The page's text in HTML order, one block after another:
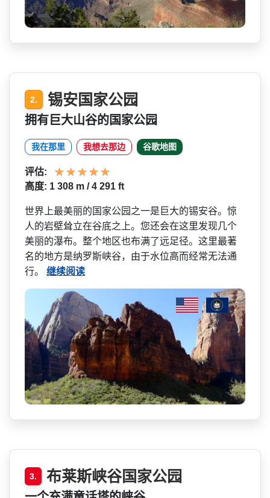
2. 锡安国家公园
拥有巨大山谷的国家公园
我在那里 我想去那边 谷歌地图
评估:
高度: 1 308 m / 4 291 ft
世界上最美丽的国家公园之一­是巨大的锡安谷。惊
人的岩壁耸立在谷底之上。您还会­在这里发现几个
美丽的瀑布。整个地区也布满了远足径­。这里最著
名的地方是纳罗斯峡谷，由于水位高而经常­无法通
行。 继续阅读
3. 布莱斯峡谷国家公园